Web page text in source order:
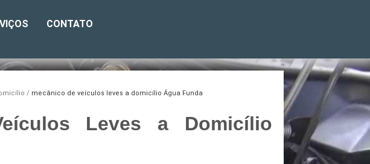
CONTATO
mecânico de veículos leves a domicílio Água Funda
Leves a Domicílio